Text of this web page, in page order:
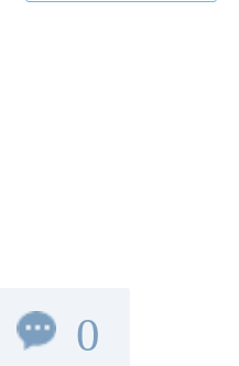
0